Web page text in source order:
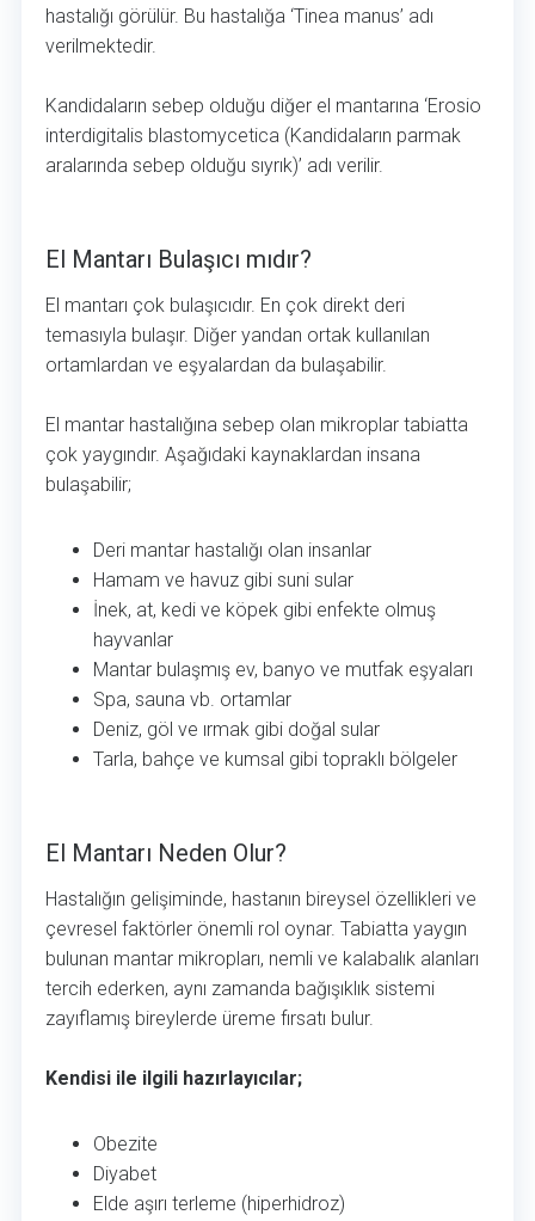
hastalığı görülür. Bu hastalığa ‘Tinea manus’ adı
verilmektedir.
Kandidaların sebep olduğu diğer el mantarına ‘Erosio
interdigitalis blastomycetica (Kandidaların parmak
aralarında sebep olduğu sıyrık)’ adı verilir.
El Mantarı Bulaşıcı mıdır?
El mantarı çok bulaşıcıdır. En çok direkt deri
temasıyla bulaşır. Diğer yandan ortak kullanılan
ortamlardan ve eşyalardan da bulaşabilir.
El mantar hastalığına sebep olan mikroplar tabiatta
çok yaygındır. Aşağıdaki kaynaklardan insana
bulaşabilir;
Deri mantar hastalığı olan insanlar
Hamam ve havuz gibi suni sular
İnek, at, kedi ve köpek gibi enfekte olmuş
hayvanlar
Mantar bulaşmış ev, banyo ve mutfak eşyaları
Spa, sauna vb. ortamlar
Deniz, göl ve ırmak gibi doğal sular
Tarla, bahçe ve kumsal gibi topraklı bölgeler
El Mantarı Neden Olur?
Hastalığın gelişiminde, hastanın bireysel özellikleri ve
çevresel faktörler önemli rol oynar. Tabiatta yaygın
bulunan mantar mikropları, nemli ve kalabalık alanları
tercih ederken, aynı zamanda bağışıklık sistemi
zayıflamış bireylerde üreme fırsatı bulur.
Kendisi ile ilgili hazırlayıcılar;
Obezite
Diyabet
Elde aşırı terleme (hiperhidroz)